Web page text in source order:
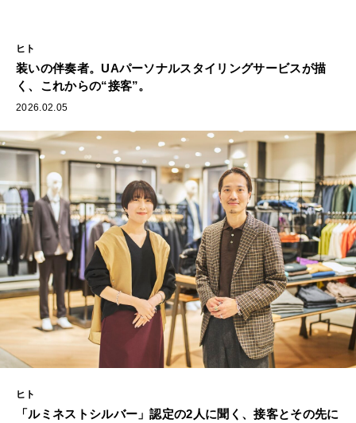
ヒト
装いの伴奏者。UAパーソナルスタイリングサービスが描
く、これからの“接客”。
2026.02.05
ヒト
「ルミネストシルバー」認定の2人に聞く、接客とその先に